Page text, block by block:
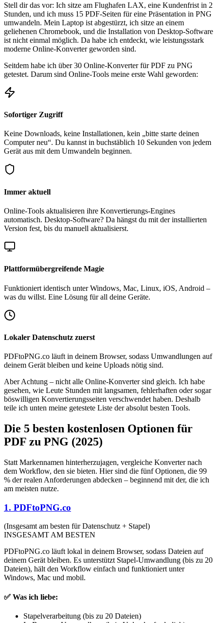
Stell dir das vor: Ich sitze am Flughafen LAX, eine Kundenfrist in 2
Stunden, und ich muss 15 PDF-Seiten für eine Präsentation in PNG
umwandeln. Mein Laptop ist abgestürzt, ich sitze an einem
geliehenen Chromebook, und die Installation von Desktop-Software
ist nicht einmal möglich. Da habe ich entdeckt, wie leistungsstark
moderne Online-Konverter geworden sind.
Seitdem habe ich über 30 Online-Konverter für PDF zu PNG
getestet. Darum sind Online-Tools meine erste Wahl geworden:
Sofortiger Zugriff
Keine Downloads, keine Installationen, kein „bitte starte deinen
Computer neu“. Du kannst in buchstäblich 10 Sekunden von jedem
Gerät aus mit dem Umwandeln beginnen.
Immer aktuell
Online-Tools aktualisieren ihre Konvertierungs-Engines
automatisch. Desktop-Software? Da hängst du mit der installierten
Version fest, bis du manuell aktualisierst.
Plattformübergreifende Magie
Funktioniert identisch unter Windows, Mac, Linux, iOS, Android –
was du willst. Eine Lösung für all deine Geräte.
Lokaler Datenschutz zuerst
PDFtoPNG.co läuft in deinem Browser, sodass Umwandlungen auf
deinem Gerät bleiben und keine Uploads nötig sind.
Aber Achtung – nicht alle Online-Konverter sind gleich. Ich habe
gesehen, wie Leute Stunden mit langsamen, fehlerhaften oder sogar
böswilligen Konvertierungsseiten verschwendet haben. Deshalb
teile ich unten meine getestete Liste der absolut besten Tools.
Die 5 besten kostenlosen Optionen für
PDF zu PNG (2025)
Statt Markennamen hinterherzujagen, vergleiche Konverter nach
dem Workflow, den sie bieten. Hier sind die fünf Optionen, die 99
% der realen Anforderungen abdecken – beginnend mit der, die ich
am meisten nutze.
1. PDFtoPNG.co
(Insgesamt am besten für Datenschutz + Stapel)
INSGESAMT AM BESTEN
PDFtoPNG.co läuft lokal in deinem Browser, sodass Dateien auf
deinem Gerät bleiben. Es unterstützt Stapel-Umwandlung (bis zu 20
Dateien), hält den Workflow einfach und funktioniert unter
Windows, Mac und mobil.
✅ Was ich liebe:
Stapelverarbeitung (bis zu 20 Dateien)